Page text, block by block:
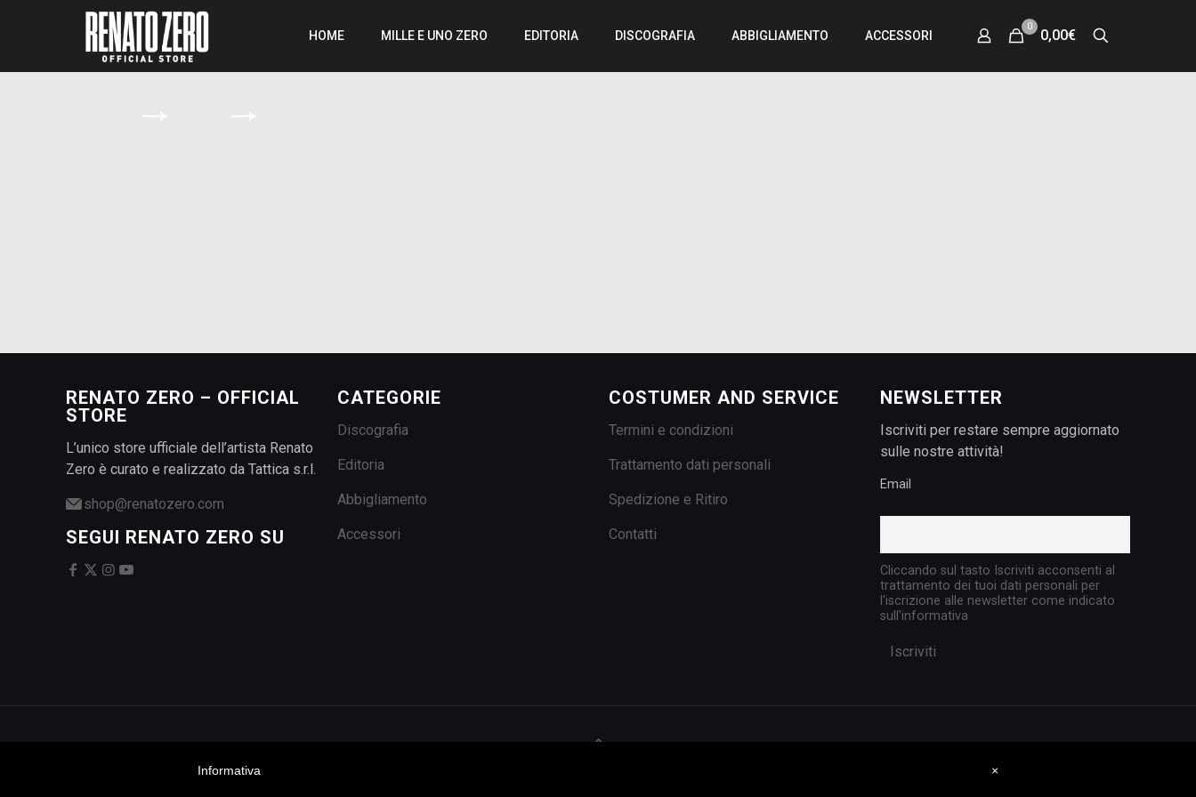
HOME MILLE E UNO ZERO EDITORIA DISCOGRAFIA ABBIGLIAMENTO ACCESSORI
0
0,00€
RENATO ZERO – OFFICIAL
STORE
L’unico store ufficiale dell’artista Renato
Zero è curato e realizzato da Tattica s.r.l.
shop@renatozero.com
SEGUI RENATO ZERO SU
CATEGORIE
Discografia
Editoria
Abbigliamento
Accessori
COSTUMER AND SERVICE
Termini e condizioni
Trattamento dati personali
Spedizione e Ritiro
Contatti
NEWSLETTER
Iscriviti per restare sempre aggiornato
sulle nostre attività!
Email
Cliccando sul tasto Iscriviti acconsenti al
trattamento dei tuoi dati personali per
l'iscrizione alle newsletter come indicato
sull'informativa
×
Informativa